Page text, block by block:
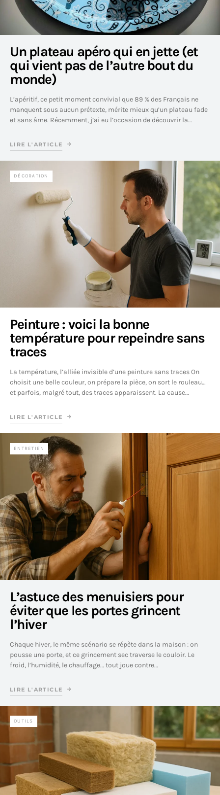
Un plateau apéro qui en jette (et
qui vient pas de l’autre bout du
monde)
L’apéritif, ce petit moment convivial que 89 % des Français ne
manquent sous aucun prétexte, mérite mieux qu’un plateau fade
et sans âme. Récemment, j’ai eu l’occasion de découvrir la…
LIRE L'ARTICLE
DÉCORATION
Peinture : voici la bonne
température pour repeindre sans
traces
La température, l’alliée invisible d’une peinture sans traces On
choisit une belle couleur, on prépare la pièce, on sort le rouleau…
et parfois, malgré tout, des traces apparaissent. La cause…
LIRE L'ARTICLE
ENTRETIEN
L’astuce des menuisiers pour
éviter que les portes grincent
l’hiver
Chaque hiver, le même scénario se répète dans la maison : on
pousse une porte, et ce grincement sec traverse le couloir. Le
froid, l’humidité, le chauffage… tout joue contre…
LIRE L'ARTICLE
OUTILS